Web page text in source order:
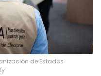
de Estados